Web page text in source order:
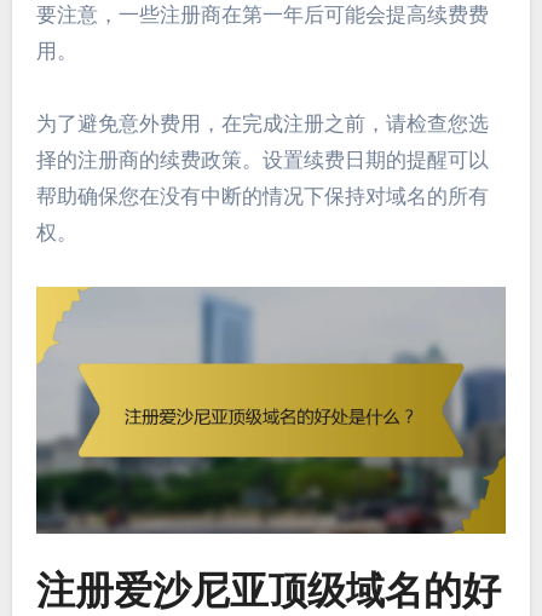
要注意，一些注册商在第一年后可能会提高续费费
用。
为了避免意外费用，在完成注册之前，请检查您选
择的注册商的续费政策。设置续费日期的提醒可以
帮助确保您在没有中断的情况下保持对域名的所有
权。
注册爱沙尼亚顶级域名的好